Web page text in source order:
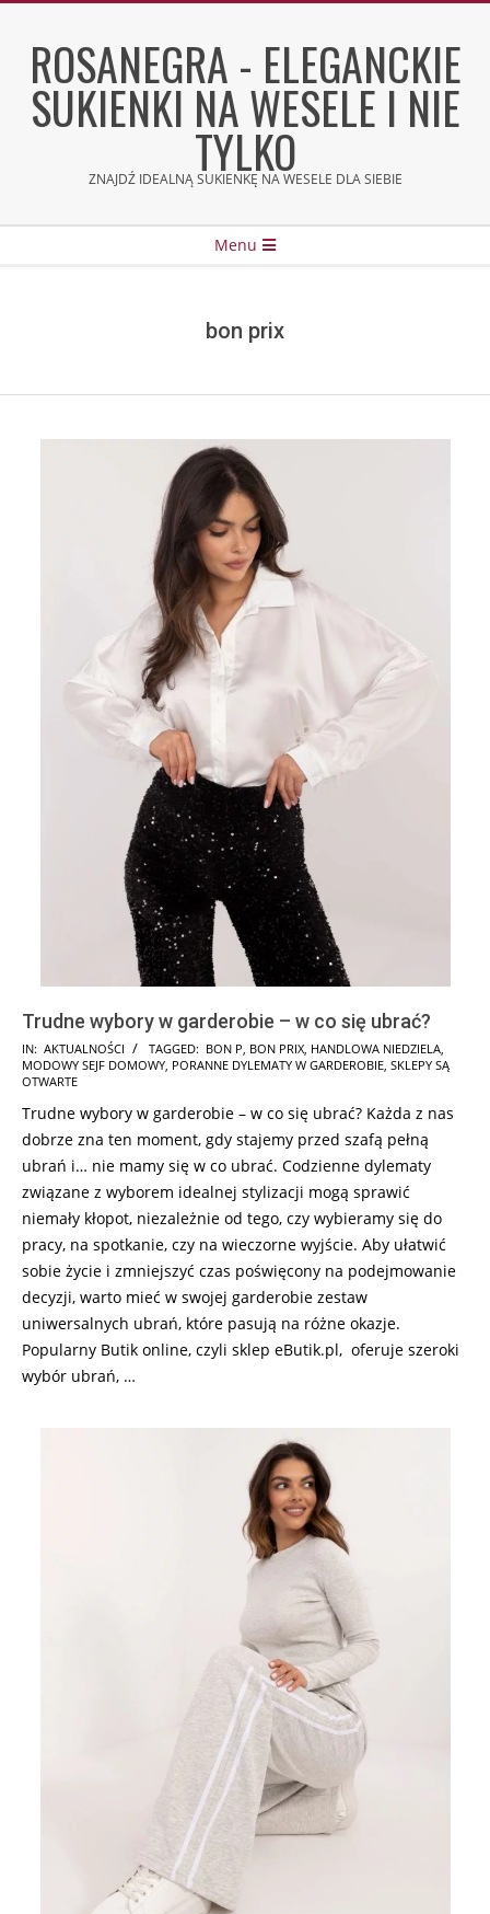
contentROSANEGRA - ELEGANCKIE
SUKIENKI NA WESELE I NIE
TYLKO
ZNAJDŹ IDEALNĄ SUKIENKĘ NA WESELE DLA SIEBIE
Menu
bon prix
Trudne wybory w garderobie – w co się ubrać?
2026-
02-
IN: AKTUALNOŚCI TAGGED: BON P, BON PRIX, HANDLOWA NIEDZIELA,
MODOWY SEJF DOMOWY, PORANNE DYLEMATY W GARDEROBIE, SKLEPY SĄ
OTWARTE
Trudne wybory w garderobie – w co się ubrać? Każda z nas
dobrze zna ten moment, gdy stajemy przed szafą pełną
ubrań i… nie mamy się w co ubrać. Codzienne dylematy
związane z wyborem idealnej stylizacji mogą sprawić
niemały kłopot, niezależnie od tego, czy wybieramy się do
pracy, na spotkanie, czy na wieczorne wyjście. Aby ułatwić
sobie życie i zmniejszyć czas poświęcony na podejmowanie
decyzji, warto mieć w swojej garderobie zestaw
uniwersalnych ubrań, które pasują na różne okazje.
Popularny Butik online, czyli sklep eButik.pl, oferuje szeroki
wybór ubrań, …